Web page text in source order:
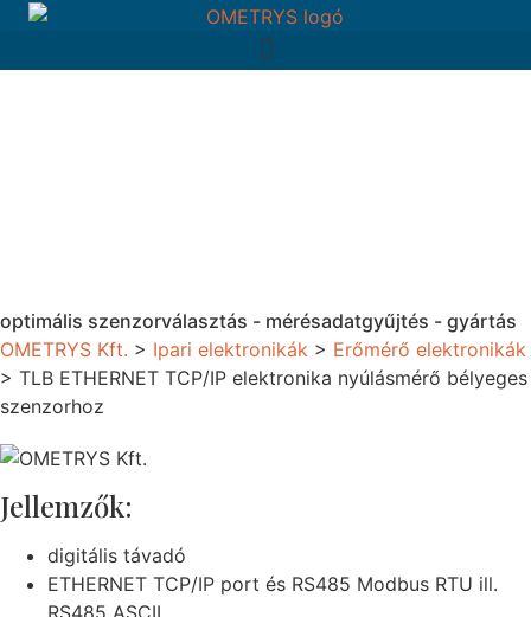
optimális szenzorválasztás - mérésadatgyűjtés - gyártás
OMETRYS Kft. > Ipari elektronikák > Erőmérő elektronikák
> TLB ETHERNET TCP/IP elektronika nyúlásmérő bélyeges
szenzorhoz
Jellemzők:
digitális távadó
ETHERNET TCP/IP port és RS485 Modbus RTU ill.